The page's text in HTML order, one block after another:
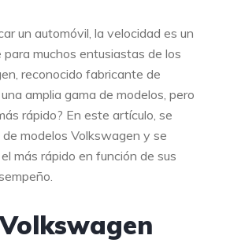
un automóvil, la velocidad es un
muchos entusiastas de los
reconocido fabricante de
amplia gama de modelos, pero
rápido? En este artículo, se
modelos Volkswagen y se
más rápido en función de sus